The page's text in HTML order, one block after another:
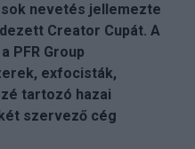
nevetés jellemezte
Creator Cupát. A
PFR Group
exfocisták,
tartozó hazai
szervező cég